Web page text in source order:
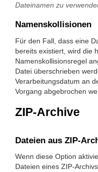
Dateinamen zu
Namenskollisionen
Für den Fall, dass eine
bereits existiert, wird die
Namenskollisionsregel
Datei überschrieben
Verarbeitungsdatum an
Vorgang abgebrochen
ZIP-Archive
Dateien aus ZIP-
Wenn diese Option
Dateien eines ZIP-